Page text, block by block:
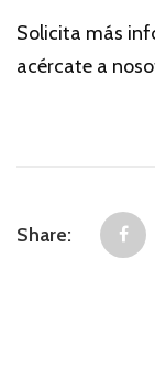
Solicita más
acércate a
Share: